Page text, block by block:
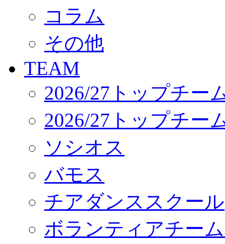
パートナー募集
クラブ理念
サステナビリティ
Web制作支援
応援プロジェクト
コラム
その他
TEAM
2026/27トップチー
2026/27トップチー
ソシオス
バモス
チアダンススクール
ボランティアチー